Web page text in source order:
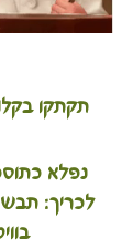
תקתקו
נפלא
לכריך: